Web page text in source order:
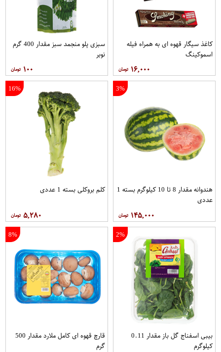
کاغذ سیگار قهوه ای به همراه فیله
اسموکینگ
۱۶,۰۰۰
سبزی پلو منجمد سبز مقدار 400 گرم
نوبر
۱۰۰
3%
هندوانه مقدار 8 تا 10 کیلوگرم بسته 1
عددی
۱۴۵,۰۰۰
16%
کلم بروکلی بسته 1 عددی
۵,۲۸۰
2%
بیبی اسفناج گل باز مقدار 0.11
کیلوگرم
8%
قارچ قهوه ای کامل ملارد مقدار 500
گرم